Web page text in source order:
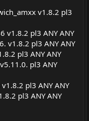
v1.8.2 pl3
v1.8.2 pl3 ANY ANY
v1.8.2 pl3 ANY ANY
pl3 ANY ANY
pl3 ANY
pl3 ANY ANY
pl3 ANY ANY